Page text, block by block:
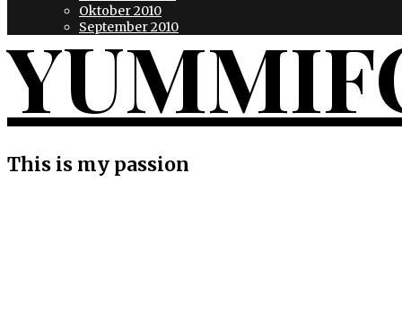
Oktober 2010
September 2010
This is my passion